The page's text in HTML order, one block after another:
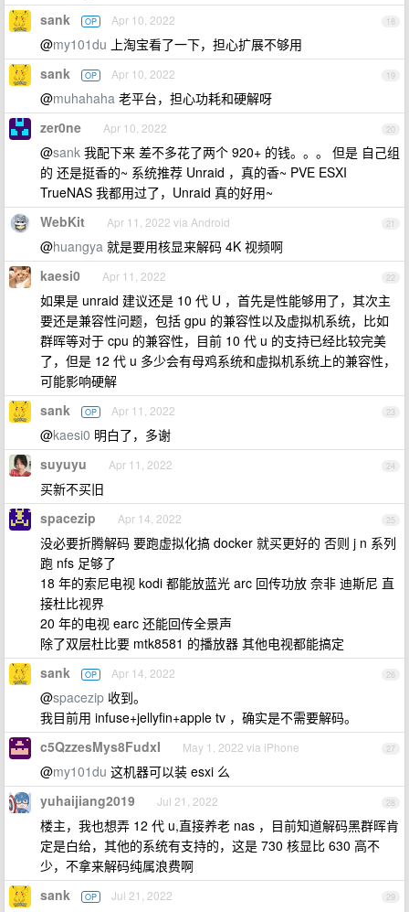
18
sank OP Apr 10, 2022
@my101du 上淘宝看了一下，担心扩展不够用
19
sank OP Apr 10, 2022
@muhahaha 老平台，担心功耗和硬解呀
20
zer0ne Apr 10, 2022
@sank 我配下来 差不多花了两个 920+ 的钱。。。 但是 自己组
的 还是挺香的~ 系统推荐 Unraid ，真的香~ PVE ESXI
TrueNAS 我都用过了，Unraid 真的好用~
21
WebKit Apr 11, 2022 via Android
@huangya 就是要用核显来解码 4K 视频啊
22
kaesi0 Apr 11, 2022
如果是 unraid 建议还是 10 代 U ，首先是性能够用了，其次主
要还是兼容性问题，包括 gpu 的兼容性以及虚拟机系统，比如
群晖等对于 cpu 的兼容性，目前 10 代 u 的支持已经比较完美
了，但是 12 代 u 多少会有母鸡系统和虚拟机系统上的兼容性，
可能影响硬解
23
sank OP Apr 11, 2022
@kaesi0 明白了，多谢
24
suyuyu Apr 11, 2022
买新不买旧
25
spacezip Apr 14, 2022
没必要折腾解码 要跑虚拟化搞 docker 就买更好的 否则 j n 系列
跑 nfs 足够了
18 年的索尼电视 kodi 都能放蓝光 arc 回传功放 奈非 迪斯尼 直
接杜比视界
20 年的电视 earc 还能回传全景声
除了双层杜比要 mtk8581 的播放器 其他电视都能搞定
26
sank OP Apr 14, 2022
@spacezip 收到。
我目前用 infuse+jellyfin+apple tv ，确实是不需要解码。
27
c5QzzesMys8FudxI May 1, 2022 via iPhone
@my101du 这机器可以装 esxi 么
28
yuhaijiang2019 Jul 21, 2022
楼主，我也想弄 12 代 u,直接养老 nas ，目前知道解码黑群晖肯
定是白给，其他的系统有支持的，这是 730 核显比 630 高不
少，不拿来解码纯属浪费啊
29
sank OP Jul 21, 2022